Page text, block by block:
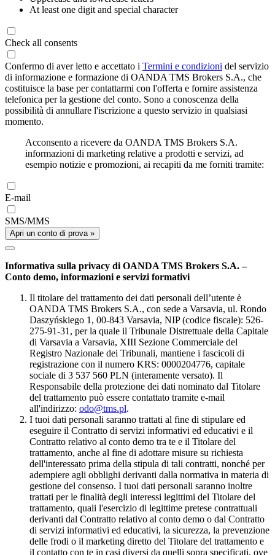
At least one digit and special character
Check all consents
Confermo di aver letto e accettato i Termini e condizioni del servizio
di informazione e formazione di OANDA TMS Brokers S.A., che
costituisce la base per contattarmi con l'offerta e fornire assistenza
telefonica per la gestione del conto. Sono a conoscenza della
possibilità di annullare l'iscrizione a questo servizio in qualsiasi
momento.
Acconsento a ricevere da OANDA TMS Brokers S.A.
informazioni di marketing relative a prodotti e servizi, ad
esempio notizie e promozioni, ai recapiti da me forniti tramite:
E-mail
SMS/MMS
Apri un conto di prova »
Informativa sulla privacy di OANDA TMS Brokers S.A. –
Conto demo, informazioni e servizi formativi
Il titolare del trattamento dei dati personali dell’utente è
OANDA TMS Brokers S.A., con sede a Varsavia, ul. Rondo
Daszyńskiego 1, 00-843 Varsavia, NIP (codice fiscale): 526-
275-91-31, per la quale il Tribunale Distrettuale della Capitale
di Varsavia a Varsavia, XIII Sezione Commerciale del
Registro Nazionale dei Tribunali, mantiene i fascicoli di
registrazione con il numero KRS: 0000204776, capitale
sociale di 3 537 560 PLN (interamente versato). Il
Responsabile della protezione dei dati nominato dal Titolare
del trattamento può essere contattato tramite e-mail
all'indirizzo: odo@tms.pl.
I tuoi dati personali saranno trattati al fine di stipulare ed
eseguire il Contratto di servizi informativi ed educativi e il
Contratto relativo al conto demo tra te e il Titolare del
trattamento, anche al fine di adottare misure su richiesta
dell'interessato prima della stipula di tali contratti, nonché per
adempiere agli obblighi derivanti dalla normativa in materia di
gestione del consenso. I tuoi dati personali saranno inoltre
trattati per le finalità degli interessi legittimi del Titolare del
trattamento, quali l'esercizio di legittime pretese contrattuali
derivanti dal Contratto relativo al conto demo o dal Contratto
di servizi informativi ed educativi, la sicurezza, la prevenzione
delle frodi o il marketing diretto del Titolare del trattamento e
il contatto con te in casi diversi da quelli sopra specificati, ove